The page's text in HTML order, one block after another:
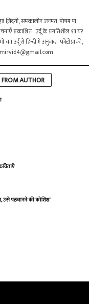
ज़िंदगी, समकालीन जनमत, पोषम पा,
प्रकाशित। उर्दू के प्रगतिशील शा'यर
उर्दू से हिन्दी में अनुवाद। फोटोग्राफी,
AUTHOR
उसे पहचानने की कोशिश’